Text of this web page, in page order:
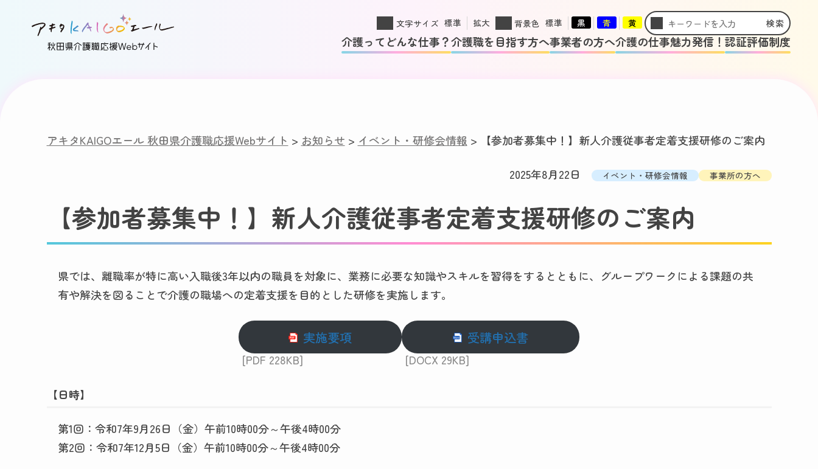
文字サイズ 標準 拡大 背景色 標準 黒 青 黄 検索
介護ってどんな仕事？介護職を目指す方へ事業者の方へ介護の仕事魅力発信！認証評価制度
アキタKAIGOエール 秋田県介護職応援Webサイト > お知らせ > イベント・研修会情報 > 【参加者募集中！】新人介護従事者定着支援研修のご案内
2025年8月22日 イベント・研修会情報 事業所の方へ
【参加者募集中！】新人介護従事者定着支援研修のご案内
県では、離職率が特に高い入職後3年以内の職員を対象に、業務に必要な知識やスキルを習得をするとともに、グループワークによる課題の共
有や解決を図ることで介護の職場への定着支援を目的とした研修を実施します。
実施要項
[PDF 228KB]
受講申込書
[DOCX 29KB]
【日時】
第1回：令和7年9月26日（金）午前10時00分～午後4時00分
第2回：令和7年12月5日（金）午前10時00分～午後4時00分